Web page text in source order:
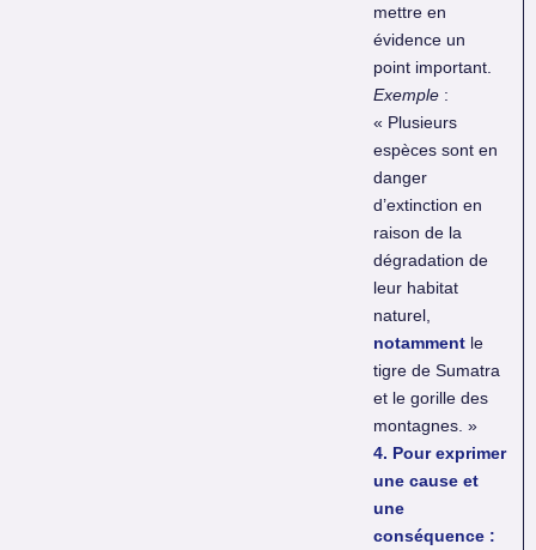
mettre en
évidence un
point important.
Exemple :
« Plusieurs
espèces sont en
danger
d’extinction en
raison de la
dégradation de
leur habitat
naturel,
notamment le
tigre de Sumatra
et le gorille des
montagnes. »
4. Pour exprimer
une cause et
une
conséquence :